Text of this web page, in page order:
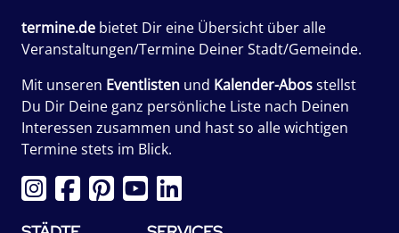
termine.de bietet Dir eine Übersicht über alle
Veranstaltungen/Termine Deiner Stadt/Gemeinde.
Mit unseren Eventlisten und Kalender-Abosstellst
Du Dir Deine ganz persönliche Liste nach Deinen
Interessen zusammen und hast so alle wichtigen
Termine stets im Blick.